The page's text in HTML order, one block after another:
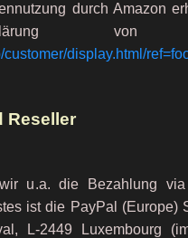
durch Amazon
von
display.html/
Reseller
u.a. die Bezahlung
ist die PayPal (Europe)
L-2449 Luxembourg